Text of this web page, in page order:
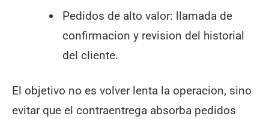
Pedidos de alto valor: llamada de
confirmacion y revision del historial
del cliente.
El objetivo no es volver lenta la operacion, sino
evitar que el contraentrega absorba pedidos